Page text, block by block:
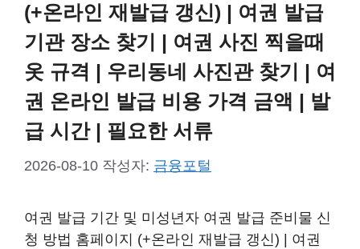
(+온라인 재발급 갱신) | 여권 발급
기관 장소 찾기 | 여권 사진 찍을때
옷 규격 | 우리동네 사진관 찾기 | 여
권 온라인 발급 비용 가격 금액 | 발
급 시간 | 필요한 서류
2026-08-10 작성자: 금융포털
여권 발급 기간 및 미성년자 여권 발급 준비물 신
청 방법 홈페이지 (+온라인 재발급 갱신) | 여권